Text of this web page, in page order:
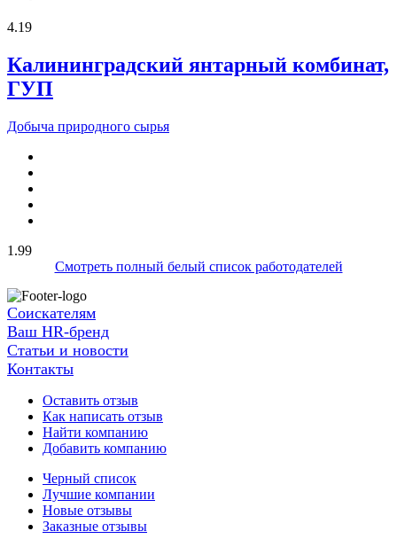
4.19
Калининградский янтарный комбинат,
ГУП
Добыча природного сырья
1.99
Смотреть полный белый список работодателей
Соискателям
Ваш HR-бренд
Статьи и новости
Контакты
Оставить отзыв
Как написать отзыв
Найти компанию
Добавить компанию
Черный список
Лучшие компании
Новые отзывы
Заказные отзывы